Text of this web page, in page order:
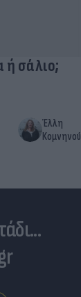
ή σάλιο;
Έλλη
Κομνηνού